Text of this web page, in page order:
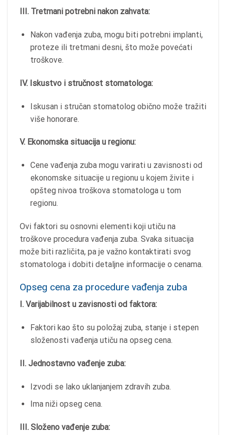
III. Tretmani potrebni nakon zahvata:
Nakon vađenja zuba, mogu biti potrebni implanti,
proteze ili tretmani desni, što može povećati
troškove.
IV. Iskustvo i stručnost stomatologa:
Iskusan i stručan stomatolog obično može tražiti
više honorare.
V. Ekonomska situacija u regionu:
Cene vađenja zuba mogu varirati u zavisnosti od
ekonomske situacije u regionu u kojem živite i
opšteg nivoa troškova stomatologa u tom
regionu.
Ovi faktori su osnovni elementi koji utiču na
troškove procedura vađenja zuba. Svaka situacija
može biti različita, pa je važno kontaktirati svog
stomatologa i dobiti detaljne informacije o cenama.
Opseg cena za procedure vađenja zuba
I. Varijabilnost u zavisnosti od faktora:
Faktori kao što su položaj zuba, stanje i stepen
složenosti vađenja utiču na opseg cena.
II. Jednostavno vađenje zuba:
Izvodi se lako uklanjanjem zdravih zuba.
Ima niži opseg cena.
III. Složeno vađenje zuba: